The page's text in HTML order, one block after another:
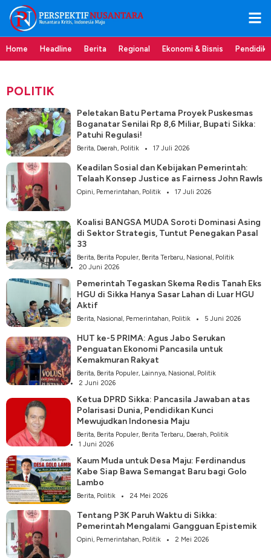
Home Headline Berita Regional Ekonomi & Bisnis
POLITIK
Peletakan Batu Pertama Proyek Puskesmas
Boganatar Senilai Rp 8,6 Miliar, Bupati Sikka:
Patuhi Regulasi!
Berita, Daerah, Politik 17 Juli 2026
Keadilan Sosial dan Kebijakan Pemerintah:
Telaah Konsep Justice as Fairness John Rawls
Opini, Pemerintahan, Politik 17 Juli 2026
Koalisi BANGSA MUDA Soroti Dominasi Asing
di Sektor Strategis, Tuntut Penegakan Pasal
33
Berita, Berita Populer, Berita Terbaru, Nasional, Politik
20 Juni 2026
Pemerintah Tegaskan Skema Redis Tanah Eks
HGU di Sikka Hanya Sasar Lahan di Luar HGU
Aktif
Berita, Nasional, Pemerintahan, Politik 5 Juni 2026
HUT ke-5 PRIMA: Agus Jabo Serukan
Penguatan Ekonomi Pancasila untuk
Kemakmuran Rakyat
Berita, Berita Populer, Lainnya, Nasional, Politik
2 Juni 2026
Ketua DPRD Sikka: Pancasila Jawaban atas
Polarisasi Dunia, Pendidikan Kunci
Mewujudkan Indonesia Maju
Berita, Berita Populer, Berita Terbaru, Daerah, Politik
1 Juni 2026
Kaum Muda untuk Desa Maju: Ferdinandus
Kabe Siap Bawa Semangat Baru bagi Golo
Lambo
Berita, Politik 24 Mei 2026
Tentang P3K Paruh Waktu di Sikka:
Pemerintah Mengalami Gangguan Epistemik
Opini, Pemerintahan, Politik 2 Mei 2026